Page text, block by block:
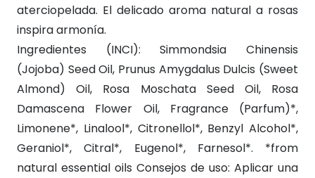
aterciopelada. El delicado aroma natural a rosas
inspira armonía.
Ingredientes (INCI): Simmondsia Chinensis
(Jojoba) Seed Oil, Prunus Amygdalus Dulcis (Sweet
Almond) Oil, Rosa Moschata Seed Oil, Rosa
Damascena Flower Oil, Fragrance (Parfum)*,
Limonene*, Linalool*, Citronellol*, Benzyl Alcohol*,
Geraniol*, Citral*, Eugenol*, Farnesol*. *from
natural essential oils Consejos de uso: Aplicar una